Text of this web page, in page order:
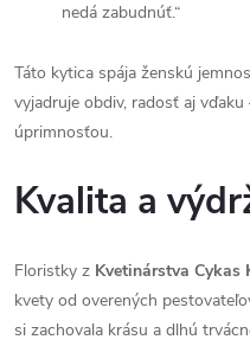
nedá zabudnúť.“
Táto kytica spája ženskú
vyjadruje obdiv, radosť aj
úprimnosťou.
Kvalita a
Floristky z Kvetinárstva Cykas
kvety od overených
si zachovala krásu a dlhú